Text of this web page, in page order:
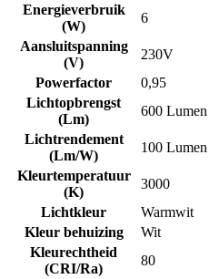
Energieverbruik
(W)
6
Aansluitspanning
(V)
230V
Powerfactor
0,95
Lichtopbrengst
(Lm)
600 Lumen
Lichtrendement
(Lm/W)
100
Kleurtemperatuur
(K)
3000
Lichtkleur
Warmwit
Kleur behuizing
Wit
Kleurechtheid
(CRI/Ra)
80